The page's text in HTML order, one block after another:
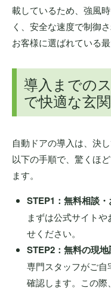
載しているため、強風
く、安全な速度で制御
お客様に選ばれている最
導入までの
で快適な玄
自動ドアの導入は、決
以下の手順で、驚くほ
ます。
STEP1：無料相談
まずは公式サイト
せください。
STEP2：無料の現
専門スタッフがご
確認します。この際